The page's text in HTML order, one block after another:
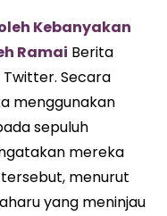
Kebanyakan
Ramai Berita
Secara
menggunakan
sepuluh
mereka
menurut
yang meninjau